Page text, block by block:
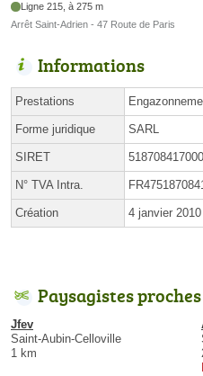
Ligne 215, à 275 m
Arrêt Saint-Adrien - 47 Route de Paris
Informations
Prestations
Forme juridique SARL
SIRET
N° TVA Intra.
Création 4 janvier 2010
Paysagistes proches
Jfev
Saint-Aubin-Celloville
1 km